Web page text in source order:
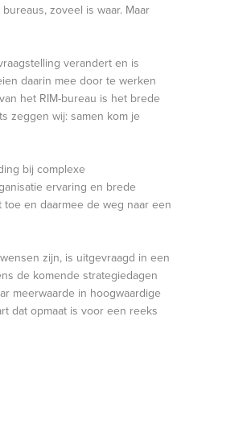
zoveel is waar. Maar
verandert en is
daarin mee door te werken
het RIM-bureau is het brede
zeggen wij: samen kom je
bij complexe
ervaring en brede
en daarmee de weg naar een
zijn, is uitgevraagd in een
de komende strategiedagen
meerwaarde in hoogwaardige
dat opmaat is voor een reeks